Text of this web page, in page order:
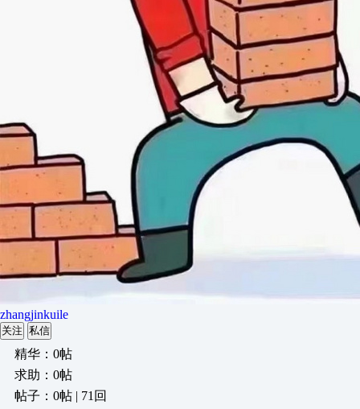
zhangjinkuile
关注 私信
精华：0帖
求助：0帖
帖子：0帖 | 71回